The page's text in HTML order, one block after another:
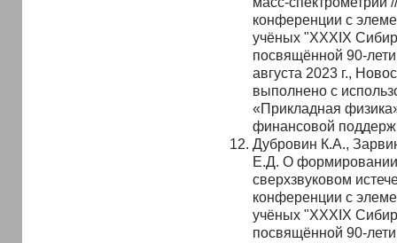
конференции с
учёных "XXXIX
посвящённой 90-
августа 2023 г.,
выполнено с
«Прикладная
финансовой
Дубровин К.А.,
Е.Д. О формировании
сверхзвуковом
конференции с
учёных "XXXIX
посвящённой 90-